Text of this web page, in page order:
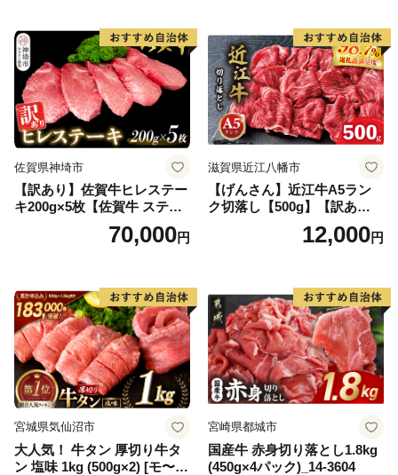
気】(H083106)
佐賀県神埼市
【訳あり】佐賀牛ヒレステー
キ200g×5枚【佐賀牛 ステー
キ ブランド肉 ヒレ肉 フィレ
肉 ジューシー ヘルシー】(H0
70,000円
滋賀県近江八幡市
【げんさん】近江牛A5ラン
ク切落し【500g】【訳あり】
12,000円
宮城県気仙沼市
大人気！ 牛タン 厚切り牛タ
ン 塩味 1kg (500g×2) [モ〜ラ
宮崎県都城市
国産牛 赤身切り落とし1.8kg
(450g×4パック)_14-3604